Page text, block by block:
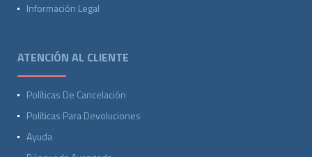
Información Legal
ATENCIÓN AL CLIENTE
Políticas De Cancelación
Políticas Para Devoluciones
Ayuda